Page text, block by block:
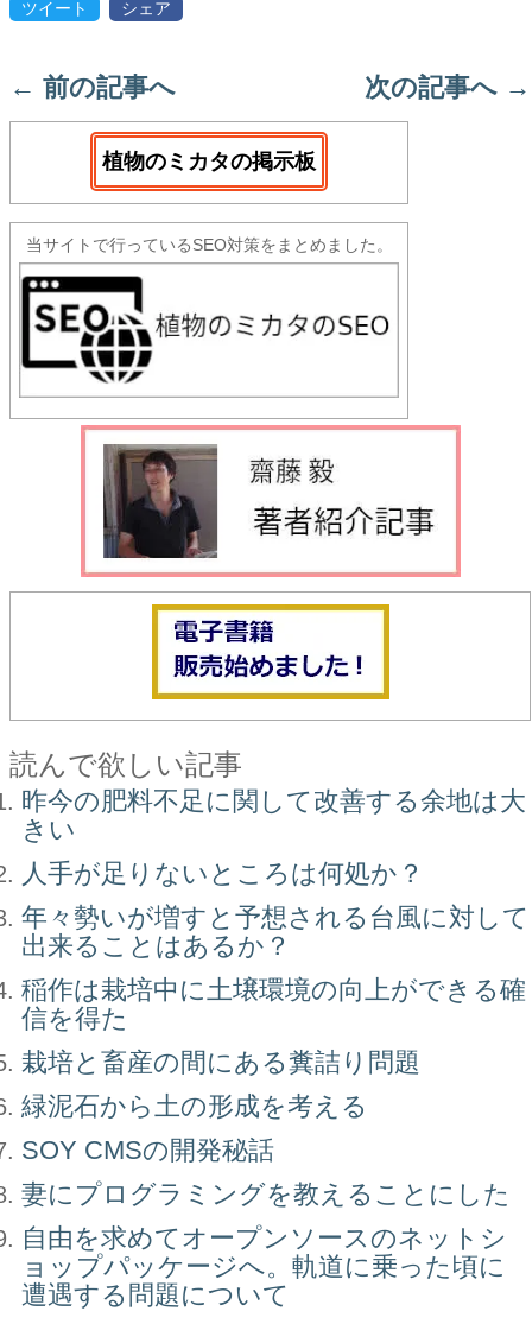
ツイート シェア
← 前の記事へ 次の記事へ →
植物のミカタの掲示板
当サイトで行っているSEO対策をまとめました。
読んで欲しい記事
昨今の肥料不足に関して改善する余地は大
きい
人手が足りないところは何処か？
年々勢いが増すと予想される台風に対して
出来ることはあるか？
稲作は栽培中に土壌環境の向上ができる確
信を得た
栽培と畜産の間にある糞詰り問題
緑泥石から土の形成を考える
SOY CMSの開発秘話
妻にプログラミングを教えることにした
自由を求めてオープンソースのネットシ
ョップパッケージへ。軌道に乗った頃に
遭遇する問題について